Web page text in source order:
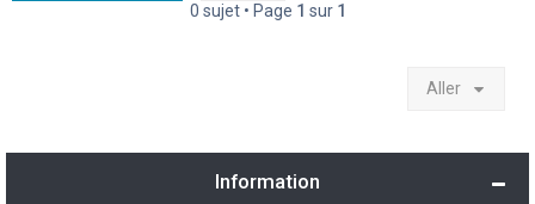
0 sujet • Page 1 sur 1
Aller
Information